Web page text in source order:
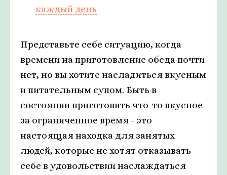
каждый день
Представьте себе ситуацию, когда
времени на приготовление обеда почти
нет, но вы хотите насладиться вкусным
и питательным супом. Быть в
состоянии приготовить что-то вкусное
за ограниченное время - это
настоящая находка для занятых
людей, которые не хотят отказывать
себе в удовольствии наслаждаться